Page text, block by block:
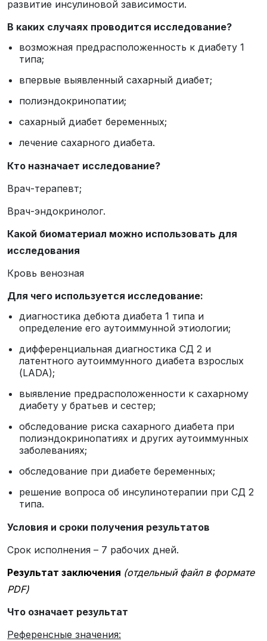
развитие инсулиновой зависимости.
В каких случаях проводится исследование?
возможная предрасположенность к диабету 1
типа;
впервые выявленный сахарный диабет;
полиэндокринопатии;
сахарный диабет беременных;
лечение сахарного диабета.
Кто назначает исследование?
Врач-терапевт;
Врач-эндокринолог.
Какой биоматериал можно использовать для
исследования
Кровь венозная
Для чего используется исследование:
диагностика дебюта диабета 1 типа и
определение его аутоиммунной этиологии;
дифференциальная диагностика СД 2 и
латентного аутоиммунного диабета взрослых
(LADA);
выявление предрасположенности к сахарному
диабету у братьев и сестер;
обследование риска сахарного диабета при
полиэндокринопатиях и других аутоиммунных
заболеваниях;
обследование при диабете беременных;
решение вопроса об инсулинотерапии при СД 2
типа.
Условия и сроки получения результатов
Срок исполнения – 7 рабочих дней.
Результат заключения (отдельный файл в формате
PDF)
Что означает результат
Референсные значения: